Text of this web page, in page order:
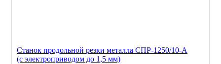
Станок продольной резки металла СПР-1250/10-А
(с электроприводом до 1,5 мм)